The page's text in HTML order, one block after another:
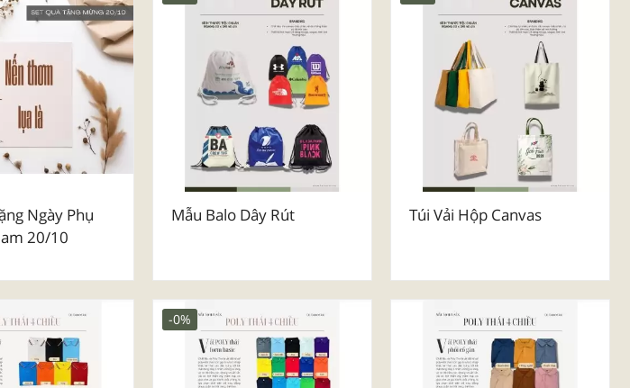
Ngày Phụ
20/10
Mẫu Balo Dây Rút Túi Vải Hộp Canvas
-0%